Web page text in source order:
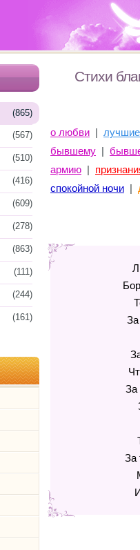
Стихи
о любви |
бывшему |
армию |
спокойной ночи |
За
За
(865)
(567)
(510)
(416)
(609)
(278)
(863)
(111)
(244)
(161)